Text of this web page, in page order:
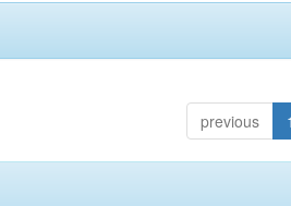
previous 1